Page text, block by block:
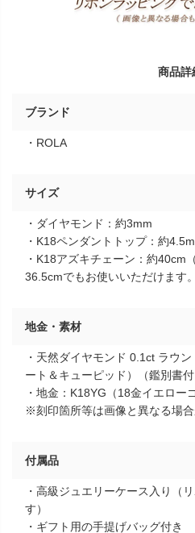
商品詳
ブランド
・ROLA
サイズ
・ダイヤモンド：約3mm
・K18ペンダントトップ：約
・K18アズキチェーン：約40cm
36.5cmでもお使いいただけます。
地金・素材
・天然ダイヤモンド 0.1ct ラウ
ート＆キューピッド）（鑑別書付
・地金：K18YG（18金イエロー
※刻印箇所等は画像と異なる場合
付属品
・高級ジュエリーケース入り（
す）
・ギフト用の手提げバッグ付き